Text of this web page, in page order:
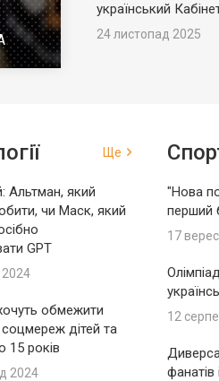
український
24 листопад 2025
Ще
Альтман, який
чи Маск, який
GPT
2024
обмежити
дітей та
15 років
2024
"Нова
перший
17
12
фанатів